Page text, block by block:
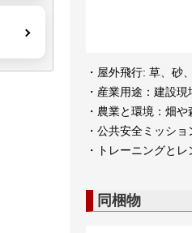
・屋外飛行: 草、砂
・産業用途：建設
・農業と環境：畑
・公共安全ミッシ
・トレーニングと
同梱物